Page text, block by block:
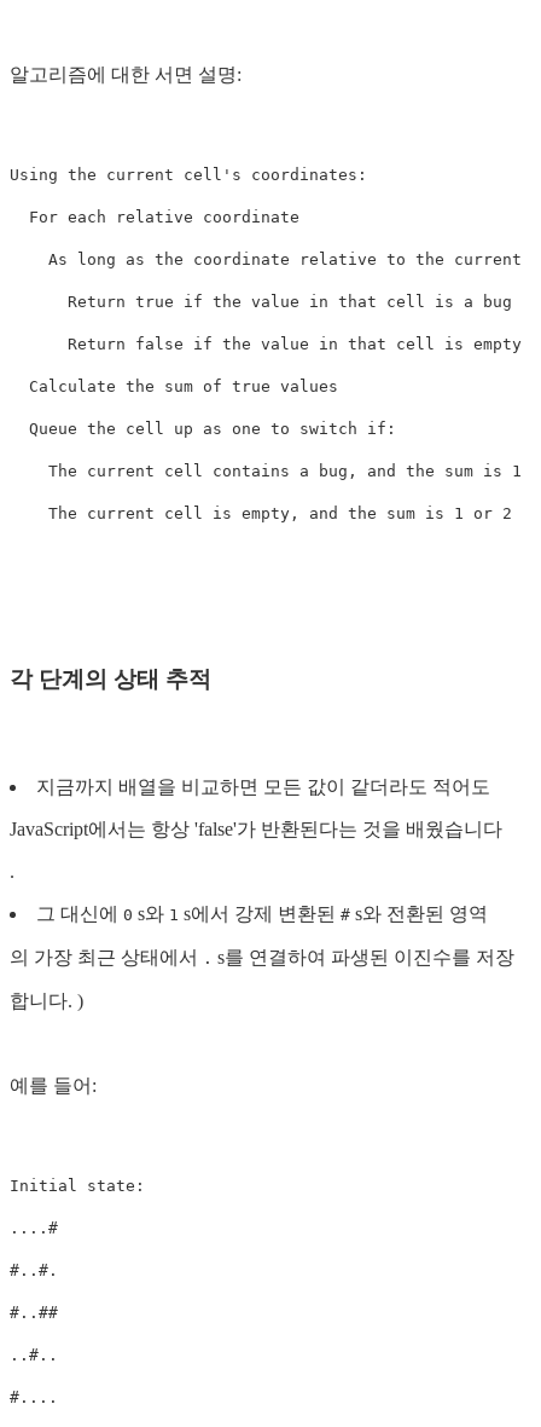
알고리즘에 대한 서면 설명:
Using the current cell's coordinates:
  For each relative coordinate
As long as the coordinate relative to the current
      Return true if the value in that cell is a bug
      Return false if the value in that cell is empty
  Calculate the sum of true values
  Queue the cell up as one to switch if:
    The current cell contains a bug, and the sum is 1
각 단계의 상태 추적
지금까지 배열을 비교하면 모든 값이 같더라도 적어도
JavaScript에서는 항상 'false'가 반환된다는 것을 배웠습니다
.
그 대신에 0 s와 1 s에서 강제 변환된 # s와 전환된 영역
의 가장 최근 상태에서 . s를 연결하여 파생된 이진수를 저장
합니다. )
예를 들어:
Initial state:
....#
#..#.
#..##
..#..
#....